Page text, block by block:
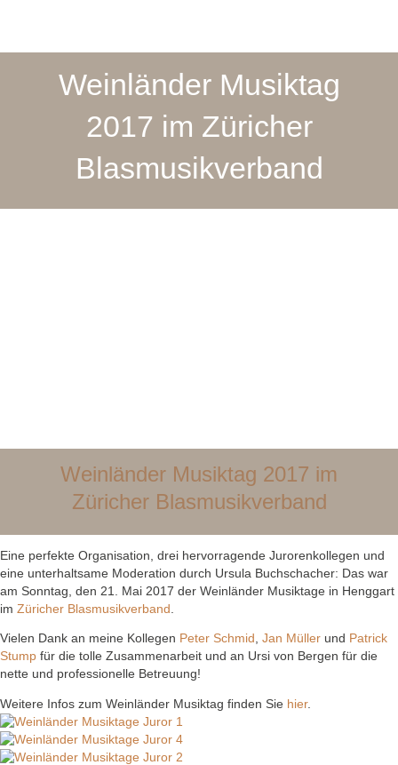
Weinländer Musiktag
2017 im Züricher
Blasmusikverband
Weinländer Musiktag 2017 im
Züricher Blasmusikverband
Eine perfekte Organisation, drei hervorragende Jurorenkollegen und
eine unterhaltsame Moderation durch Ursula Buchschacher: Das war
am Sonntag, den 21. Mai 2017 der Weinländer Musiktage in Henggart
im Züricher Blasmusikverband
Vielen Dank an meine Kollegen Peter Schmid , Jan Müller und Patrick
Stump für die tolle Zusammenarbeit und an Ursi von Bergen für die
nette und professionelle Betreuung!
Weitere Infos zum Weinländer Musiktag finden Sie hier.